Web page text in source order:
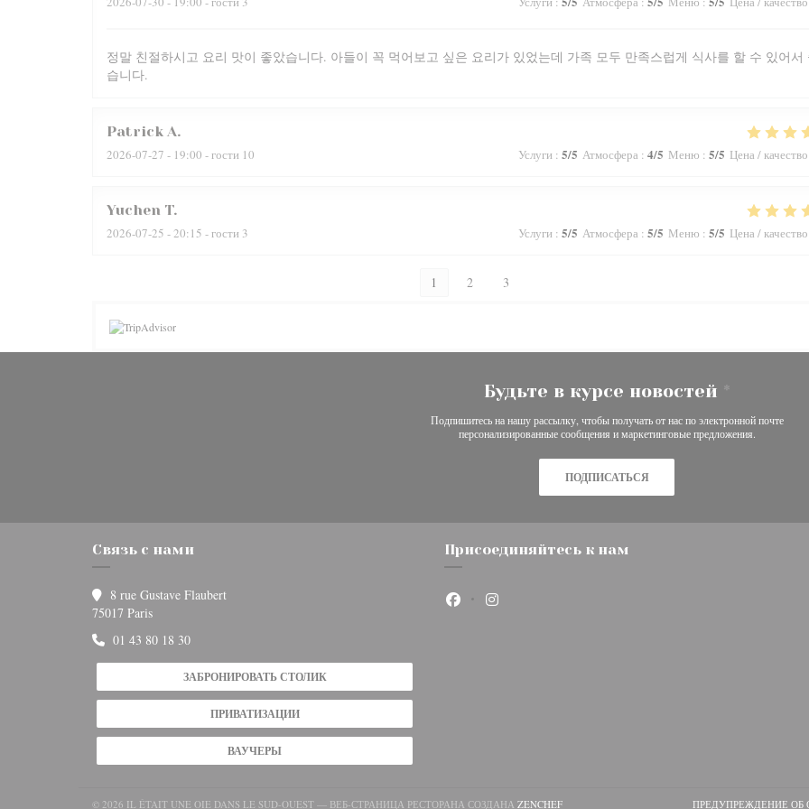
정말 친절하시고 요리 맛이 좋았습니다. 아들이 꼭 먹어보고 싶은 요리가 있었는데 가족 모두 만족스럽게 식사를 할 수 있어서
습니다.
Patrick A
2026-07-27 - 19:00 - гости 10 Услуги : 5/5 Атмосфера : 4/5 Меню : 5/5 Цена / качество
Yuchen T
2026-07-25 - 20:15 - гости 3 Услуги : 5/5 Атмосфера : 5/5 Меню : 5/5 Цена / качество
1 2 3
Будьте в курсе новостей *
Подпишитесь на нашу рассылку, чтобы получать от нас по электронной почте
персонализированные сообщения и маркетинговые предложения.
ПОДПИСАТЬСЯ
Связь с нами
8 rue Gustave Flaubert
75017 Paris((открывается в новом окне))
01 43 80 18 30
ЗАБРОНИРОВАТЬ СТОЛИК
ПРИВАТИЗАЦИИ
ВАУЧЕРЫ
Присоединяйтесь к нам
Facebook ((открывается в новом окне))
Instagram ((открывается в новом окне))
© 2026 IL ÉTAIT UNE OIE DANS LE SUD-OUEST — ВЕБ-СТРАНИЦА РЕСТОРАНА СОЗДАНА ZENCHEF((ОТКРЫВАЕТСЯ В НОВОМ ОКНЕ))ПРЕДУПРЕЖДЕНИЕ ОБ